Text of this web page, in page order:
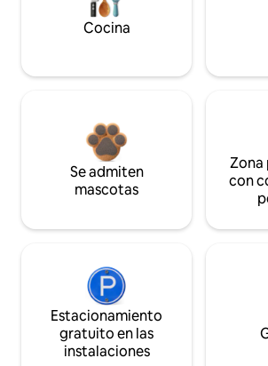
Cocina
Se admiten
mascotas
Zona
con
Estacionamiento
gratuito en las
instalaciones